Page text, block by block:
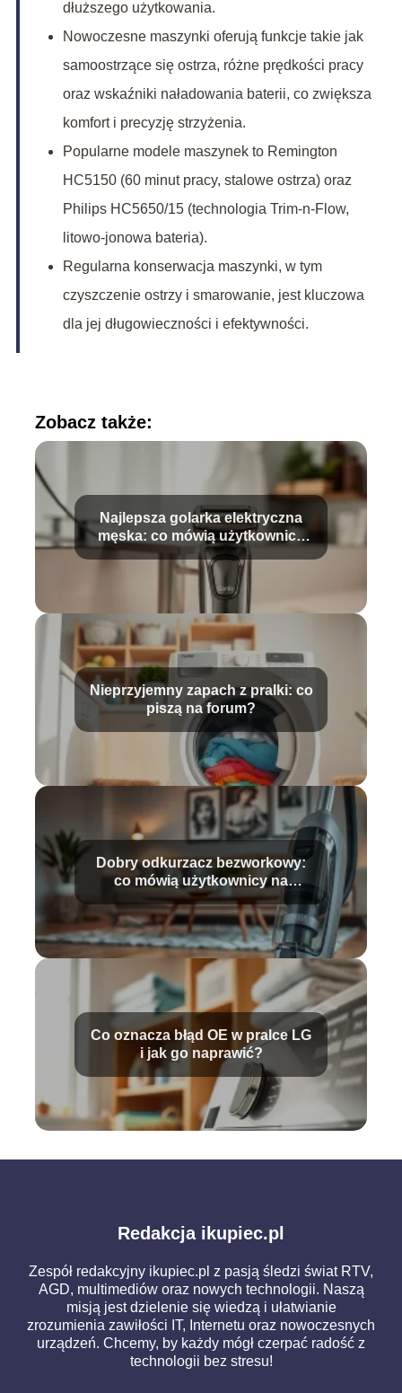
dłuższego użytkowania.
Nowoczesne maszynki oferują funkcje takie jak
samoostrzące się ostrza, różne prędkości pracy
oraz wskaźniki naładowania baterii, co zwiększa
komfort i precyzję strzyżenia.
Popularne modele maszynek to Remington
HC5150 (60 minut pracy, stalowe ostrza) oraz
Philips HC5650/15 (technologia Trim-n-Flow,
litowo-jonowa bateria).
Regularna konserwacja maszynki, w tym
czyszczenie ostrzy i smarowanie, jest kluczowa
dla jej długowieczności i efektywności.
Zobacz także:
Najlepsza golarka elektryczna
męska: co mówią użytkownicy
na forum?
Nieprzyjemny zapach z pralki: co
piszą na forum?
Dobry odkurzacz bezworkowy:
co mówią użytkownicy na
forum?
Co oznacza błąd OE w pralce LG
i jak go naprawić?
Redakcja ikupiec.pl
Zespół redakcyjny ikupiec.pl z pasją śledzi świat RTV,
AGD, multimediów oraz nowych technologii. Naszą
misją jest dzielenie się wiedzą i ułatwianie
zrozumienia zawiłości IT, Internetu oraz nowoczesnych
urządzeń. Chcemy, by każdy mógł czerpać radość z
technologii bez stresu!